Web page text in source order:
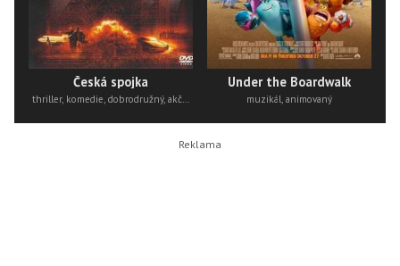
Česká spojka
thriller, komedie, dobrodružný, akční
Under the Boardwalk
muzikál, animovaný